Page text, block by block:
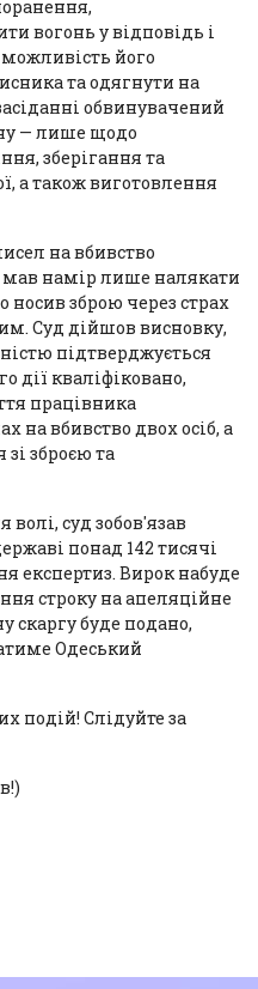
вогонь у відповідь і
його
та одягнути на
обвинувачений
— лише щодо
зберігання та
а також виготовлення
на вбивство
намір лише налякати
носив зброю через страх
Суд дійшов висновку,
підтверджується
дії кваліфіковано,
працівника
на вбивство двох осіб, а
зброєю та
суд зобов'язав
понад 142 тисячі
експертиз. Вирок набуде
строку на апеляційне
скаргу буде подано,
Одеський
подій! Слідуйте за